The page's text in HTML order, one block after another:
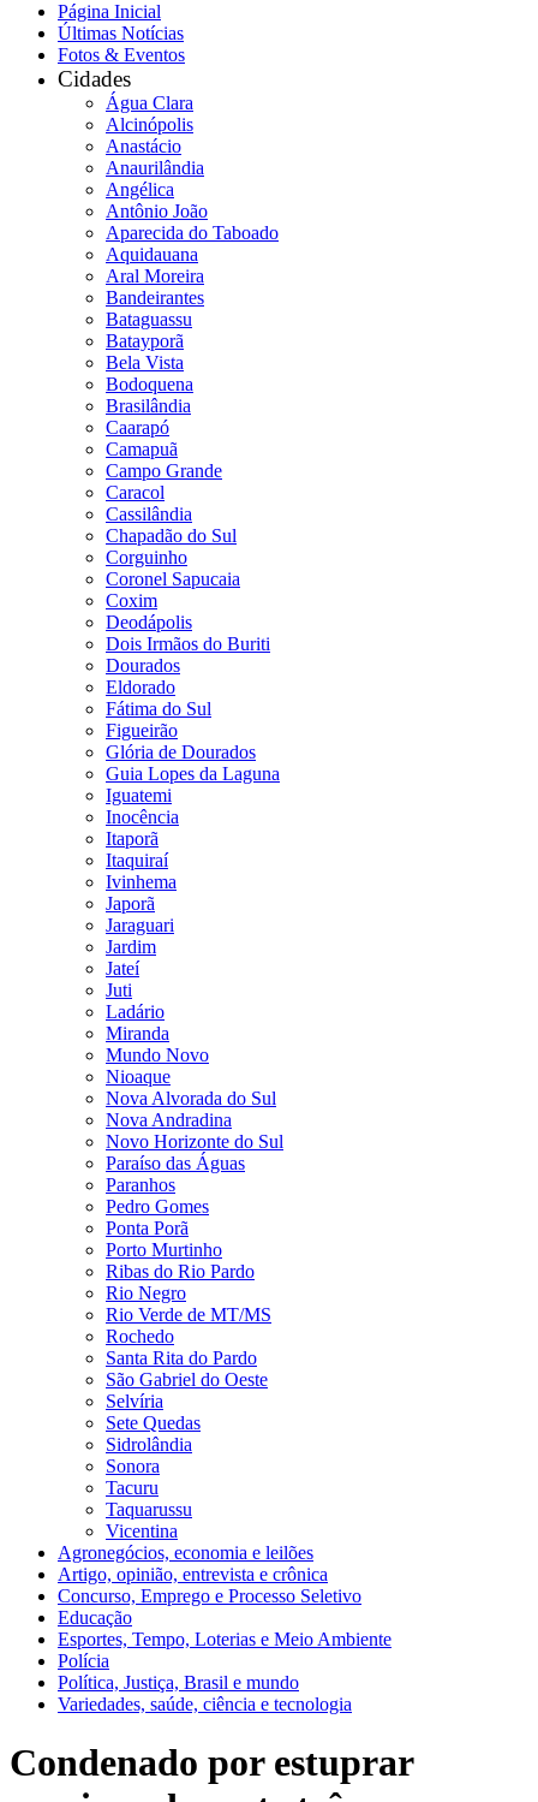
Página Inicial
Últimas Notícias
Fotos & Eventos
Cidades
Água Clara
Alcinópolis
Anastácio
Anaurilândia
Angélica
Antônio João
Aparecida do Taboado
Aquidauana
Aral Moreira
Bandeirantes
Bataguassu
Batayporã
Bela Vista
Bodoquena
Brasilândia
Caarapó
Camapuã
Campo Grande
Caracol
Cassilândia
Chapadão do Sul
Corguinho
Coronel Sapucaia
Coxim
Deodápolis
Dois Irmãos do Buriti
Dourados
Eldorado
Fátima do Sul
Figueirão
Glória de Dourados
Guia Lopes da Laguna
Iguatemi
Inocência
Itaporã
Itaquiraí
Ivinhema
Japorã
Jaraguari
Jardim
Jateí
Juti
Ladário
Miranda
Mundo Novo
Nioaque
Nova Alvorada do Sul
Nova Andradina
Novo Horizonte do Sul
Paraíso das Águas
Paranhos
Pedro Gomes
Ponta Porã
Porto Murtinho
Ribas do Rio Pardo
Rio Negro
Rio Verde de MT/MS
Rochedo
Santa Rita do Pardo
São Gabriel do Oeste
Selvíria
Sete Quedas
Sidrolândia
Sonora
Tacuru
Taquarussu
Vicentina
Agronegócios, economia e leilões
Artigo, opinião, entrevista e crônica
Concurso, Emprego e Processo Seletivo
Educação
Esportes, Tempo, Loterias e Meio Ambiente
Polícia
Política, Justiça, Brasil e mundo
Variedades, saúde, ciência e tecnologia
Condenado por estuprar